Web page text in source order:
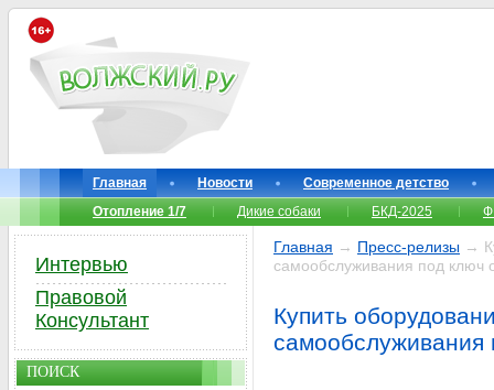
Главная Новости
Современное детство
Отопление 1/7
Дикие собаки БКД-2025
Главная → Пресс-релизы →
самообслуживания под ключ
Купить
самообслуживания
Интервью
Правовой
Консультант
ПОИСК